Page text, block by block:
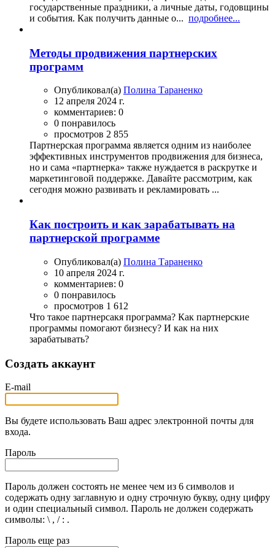
государственные праздники, а личные даты, годовщины
и события. Как получить данные о... подробнее...
Методы продвижения партнерских
программ
Опубликовал(а) Полина Тараненко
12 апреля 2024 г.
комментариев: 0
0 понравилось
просмотров 2 855
Партнерская программа является одним из наиболее
эффективных инструментов продвижения для бизнеса,
но и сама «партнерка» также нуждается в раскрутке и
маркетинговой поддержке. Давайте рассмотрим, как
сегодня можно развивать и рекламировать ...
Как построить и как зарабатывать на
партнерской программе
Опубликовал(а) Полина Тараненко
10 апреля 2024 г.
комментариев: 0
0 понравилось
просмотров 1 612
Что такое партнерсакя программа? Как партнерские
программы помогают бизнесу? И как на них
зарабатывать?
Создать аккаунт
E-mail
Вы будете использовать Ваш адрес электронной почты для
входа.
Пароль
Пароль должен состоять не менее чем из 6 символов и
содержать одну заглавную и одну строчную букву, одну цифру
и один специальный символ. Пароль не должен содержать
символы: \ , / : .
Пароль еще раз